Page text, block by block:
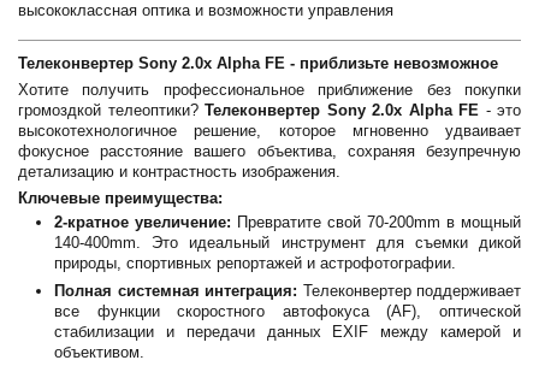
высококлассная оптика и возможности управления
Телеконвертер Sony 2.0x Alpha FE - приблизьте невозможное
Хотите получить профессиональное приближение без покупки
громоздкой телеоптики? Телеконвертер Sony 2.0x Alpha FE - это
высокотехнологичное решение, которое мгновенно удваивает
фокусное расстояние вашего объектива, сохраняя безупречную
детализацию и контрастность изображения.
Ключевые преимущества:
2-кратное увеличение: Превратите свой 70-200mm в мощный
140-400mm. Это идеальный инструмент для съемки дикой
природы, спортивных репортажей и астрофотографии.
Полная системная интеграция: Телеконвертер поддерживает
все функции скоростного автофокуса (AF), оптической
стабилизации и передачи данных EXIF между камерой и
объективом.